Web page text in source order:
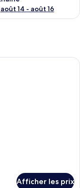
août 14 - août 16
à coucher avec un
Afficher les prix